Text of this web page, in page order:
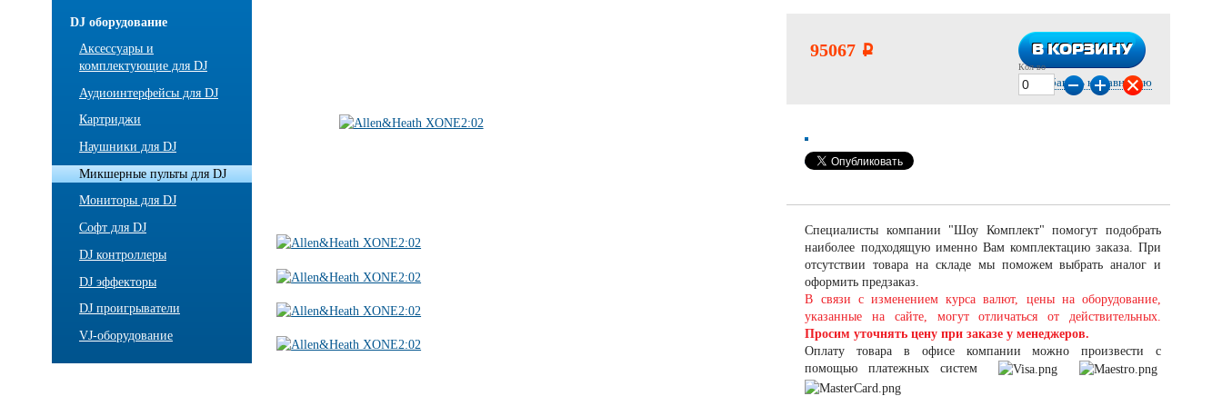
DJ оборудование
Аксессуары и
комплектующие для DJ
Аудиоинтерфейсы для DJ
Картриджи
Наушники для DJ
Микшерные пульты для DJ
Мониторы для DJ
Софт для DJ
DJ контроллеры
DJ эффекторы
DJ проигрыватели
VJ-оборудование
95067 i В КОРЗИНУ
В КОРЗИНУ
Кол-во
Добавить к сравнению
Специалисты компании "Шоу Комплект" помогут подобрать
наиболее подходящую именно Вам комплектацию заказа. При
отсутствии товара на складе мы поможем выбрать аналог и
оформить предзаказ.
В связи с изменением курса валют, цены на оборудование,
указанные на сайте, могут отличаться от действительных.
Просим уточнять цену при заказе у менеджеров.
Оплату товара в офисе компании можно произвести с
помощью платежных систем